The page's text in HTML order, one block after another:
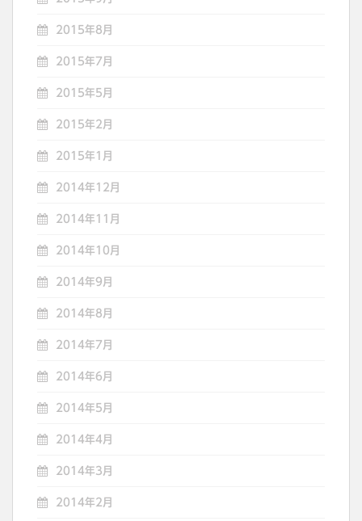
2015年8月
2015年7月
2015年5月
2015年2月
2015年1月
2014年12月
2014年11月
2014年10月
2014年9月
2014年8月
2014年7月
2014年6月
2014年5月
2014年4月
2014年3月
2014年2月